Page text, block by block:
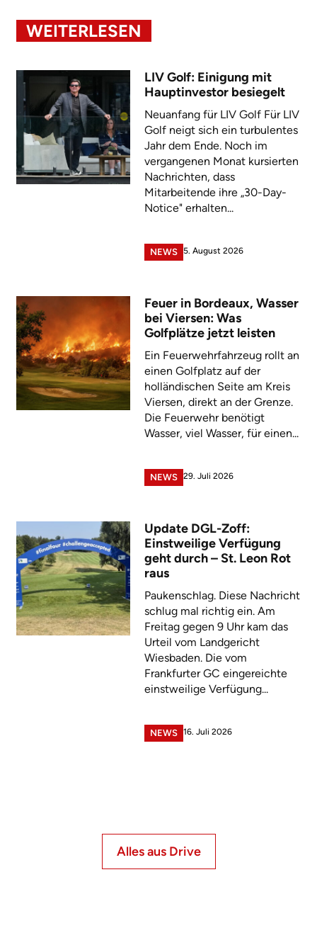
WEITERLESEN
LIV Golf: Einigung mit
Hauptinvestor besiegelt
Neuanfang für LIV Golf Für LIV
Golf neigt sich ein turbulentes
Jahr dem Ende. Noch im
vergangenen Monat kursierten
Nachrichten, dass
Mitarbeitende ihre „30-Day-
Notice" erhalten...
NEWS 5. August 2026
Feuer in Bordeaux, Wasser
bei Viersen: Was
Golfplätze jetzt leisten
Ein Feuerwehrfahrzeug rollt an
einen Golfplatz auf der
holländischen Seite am Kreis
Viersen, direkt an der Grenze.
Die Feuerwehr benötigt
Wasser, viel Wasser, für einen...
NEWS 29. Juli 2026
Update DGL-Zoff:
Einstweilige Verfügung
geht durch – St. Leon Rot
raus
Paukenschlag. Diese Nachricht
schlug mal richtig ein. Am
Freitag gegen 9 Uhr kam das
Urteil vom Landgericht
Wiesbaden. Die vom
Frankfurter GC eingereichte
einstweilige Verfügung...
NEWS 16. Juli 2026
Alles aus Drive